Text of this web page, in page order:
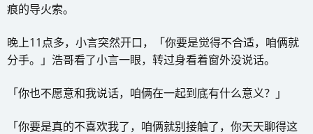
痕的导火索。
晚上11点多，小言突然开口，「你要是觉得不合适，咱俩就
分手。」浩哥看了小言一眼，转过身看着窗外没说话。
「你也不愿意和我说话，咱俩在一起到底有什么意义？」
「你要是真的不喜欢我了，咱俩就别接触了，你天天聊得这